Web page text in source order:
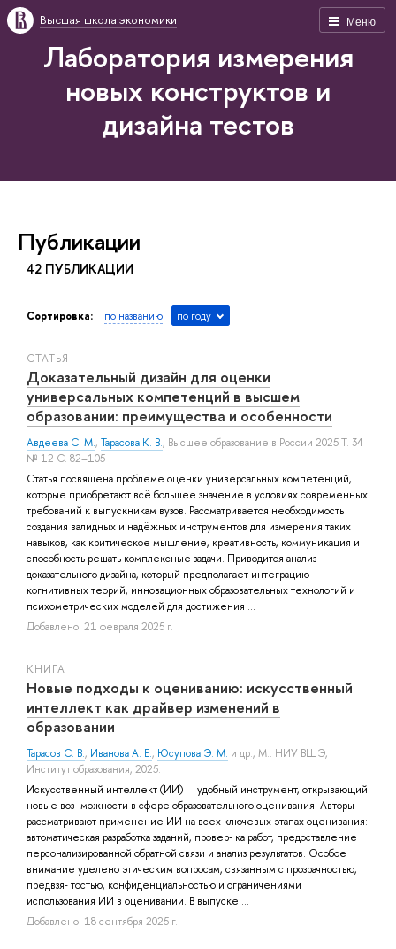
Меню
Высшая школа экономики
Лаборатория измерения
новых конструктов и
дизайна тестов
Публикации
42 ПУБЛИКАЦИИ
Сортировка: по названию по году
СТАТЬЯ
Доказательный дизайн для оценки
универсальных компетенций в высшем
образовании: преимущества и особенности
Авдеева С. М., Тарасова К. В., Высшее образование в России 2025 Т. 34
№ 12 С. 82–105
Статья посвящена проблеме оценки универсальных компетенций,
которые приобретают всё большее значение в условиях современных
требований к выпускникам вузов. Рассматривается необходимость
создания валидных и надёжных инструментов для измерения таких
навыков, как критическое мышление, креативность, коммуникация и
способность решать комплексные задачи. Приводится анализ
доказательного дизайна, который предполагает интеграцию
когнитивных теорий, инновационных образовательных технологий и
психометрических моделей для достижения ...
Добавлено: 21 февраля 2025 г.
КНИГА
Новые подходы к оцениванию: искусственный
интеллект как драйвер изменений в
образовании
Тарасов С. В., Иванова А. Е., Юсупова Э. М. и др., М.: НИУ ВШЭ,
Институт образования, 2025.
Искусственный интеллект (ИИ) — удобный инструмент, открывающий
новые воз‑ можности в сфере образовательного оценивания. Авторы
рассматривают применение ИИ на всех ключевых этапах оценивания:
автоматическая разработка заданий, провер‑ ка работ, предоставление
персонализированной обратной связи и анализ результатов. Особое
внимание уделено этическим вопросам, связанным с прозрачностью,
предвзя‑ тостью, конфиденциальностью и ограничениями
использования ИИ в оценивании. В выпуске ...
Добавлено: 18 сентября 2025 г.